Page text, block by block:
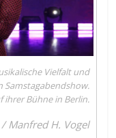
Vielfalt und
Samstagabendshow.
ihrer Bühne in Berlin.
/ Manfred H. Vogel